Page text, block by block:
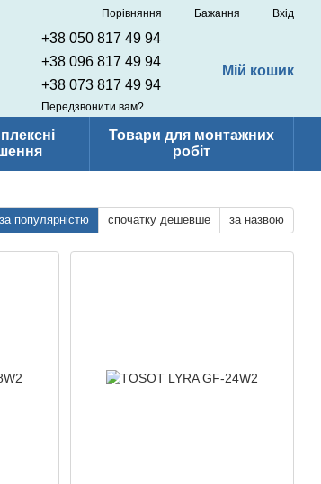
Порівняння Бажання Вхід
+38 050 817 49 94
+38 096 817 49 94
+38 073 817 49 94
Передзвонити вам?
Мій кошик
Товари для монтажних
робіт
за популярністю спочатку дешевше за назвою